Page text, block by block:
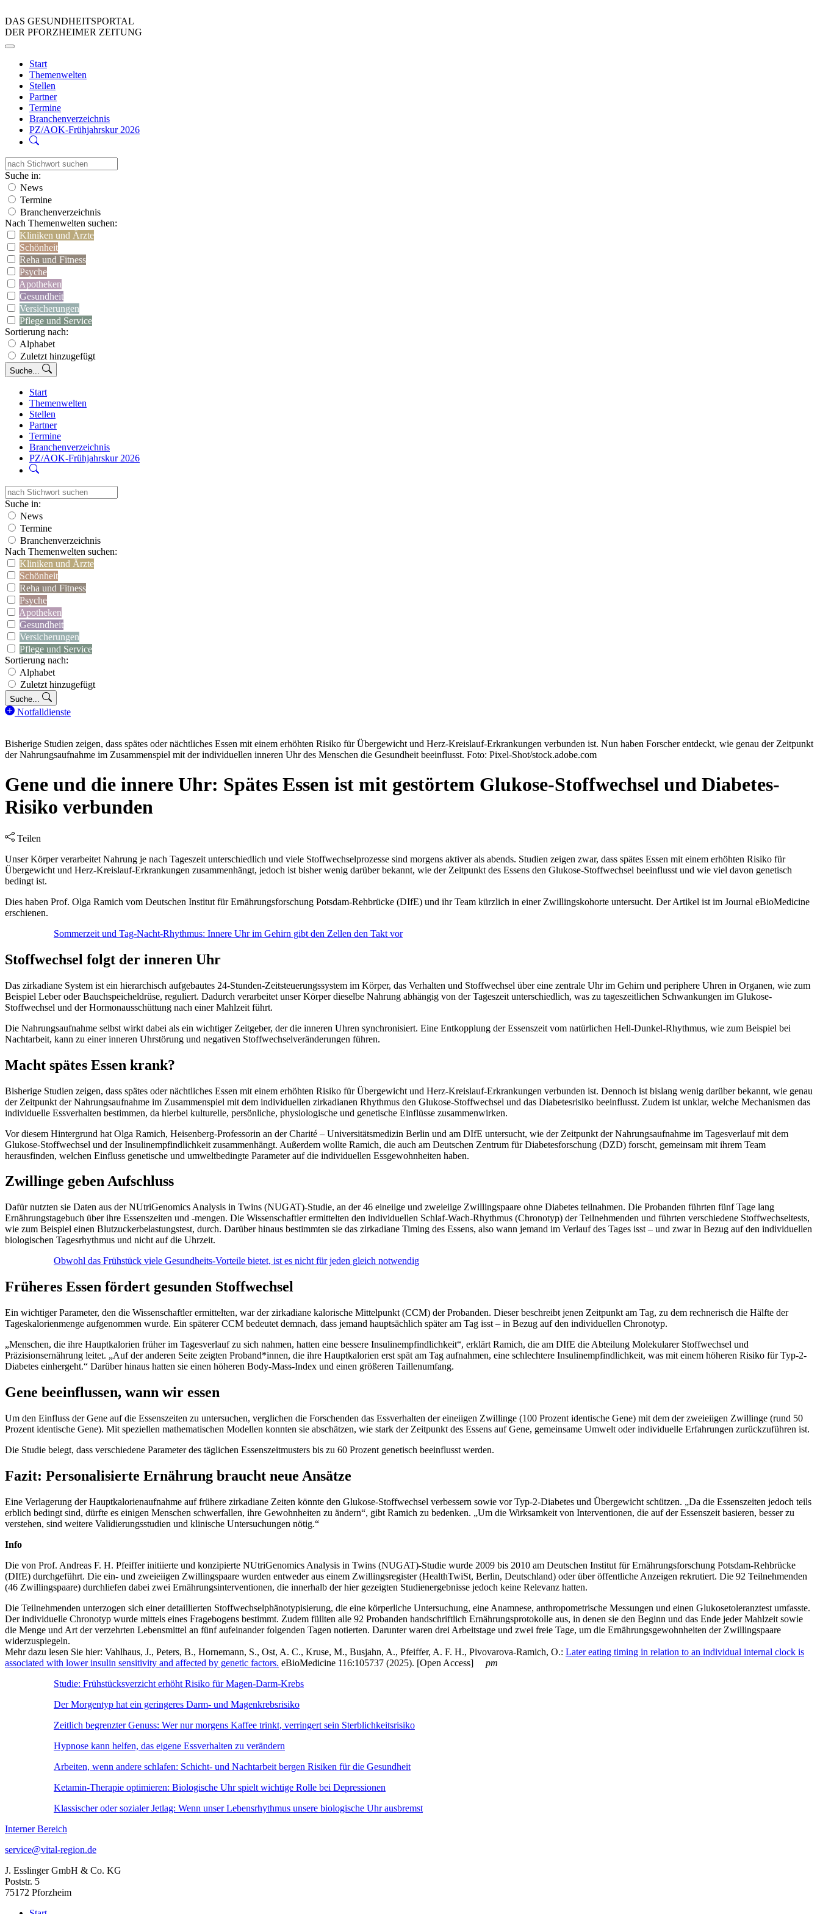
DAS GESUNDHEITSPORTAL
DER PFORZHEIMER ZEITUNG
Start
Themenwelten
Stellen
Partner
Termine
Branchenverzeichnis
PZ/AOK-Frühjahrskur 2026
Suche in:
News
Termine
Branchenverzeichnis
Nach Themenwelten suchen:
Kliniken und Ärzte
Schönheit
Reha und Fitness
Psyche
Apotheken
Gesundheit
Versicherungen
Pflege und Service
Sortierung nach:
Alphabet
Zuletzt hinzugefügt
Suche...
Start
Themenwelten
Stellen
Partner
Termine
Branchenverzeichnis
PZ/AOK-Frühjahrskur 2026
Suche in:
News
Termine
Branchenverzeichnis
Nach Themenwelten suchen:
Kliniken und Ärzte
Schönheit
Reha und Fitness
Psyche
Apotheken
Gesundheit
Versicherungen
Pflege und Service
Sortierung nach:
Alphabet
Zuletzt hinzugefügt
Suche...
Notfalldienste
Bisherige Studien zeigen, dass spätes oder nächtliches Essen mit einem erhöhten Risiko für Übergewicht und Herz-Kreislauf-Erkrankungen verbunden ist. Nun haben Forscher entdeckt, wie genau der Zeitpunkt
der Nahrungsaufnahme im Zusammenspiel mit der individuellen inneren Uhr des Menschen die Gesundheit beeinflusst. Foto: Pixel-Shot/stock.adobe.com
Gene und die innere Uhr: Spätes Essen ist mit gestörtem Glukose-Stoffwechsel und Diabetes-
Risiko verbunden
Teilen
Unser Körper verarbeitet Nahrung je nach Tageszeit unterschiedlich und viele Stoffwechselprozesse sind morgens aktiver als abends. Studien zeigen zwar, dass spätes Essen mit einem erhöhten Risiko für
Übergewicht und Herz-Kreislauf-Erkrankungen zusammenhängt, jedoch ist bisher wenig darüber bekannt, wie der Zeitpunkt des Essens den Glukose-Stoffwechsel beeinflusst und wie viel davon genetisch
bedingt ist.
Dies haben Prof. Olga Ramich vom Deutschen Institut für Ernährungsforschung Potsdam-Rehbrücke (DIfE) und ihr Team kürzlich in einer Zwillingskohorte untersucht. Der Artikel ist im Journal eBioMedicine
erschienen.
Sommerzeit und Tag-Nacht-Rhythmus: Innere Uhr im Gehirn gibt den Zellen den Takt vor
Stoffwechsel folgt der inneren Uhr
Das zirkadiane System ist ein hierarchisch aufgebautes 24-Stunden-Zeitsteuerungssystem im Körper, das Verhalten und Stoffwechsel über eine zentrale Uhr im Gehirn und periphere Uhren in Organen, wie zum
Beispiel Leber oder Bauchspeicheldrüse, reguliert. Dadurch verarbeitet unser Körper dieselbe Nahrung abhängig von der Tageszeit unterschiedlich, was zu tageszeitlichen Schwankungen im Glukose-
Stoffwechsel und der Hormonausschüttung nach einer Mahlzeit führt.
Die Nahrungsaufnahme selbst wirkt dabei als ein wichtiger Zeitgeber, der die inneren Uhren synchronisiert. Eine Entkopplung der Essenszeit vom natürlichen Hell-Dunkel-Rhythmus, wie zum Beispiel bei
Nachtarbeit, kann zu einer inneren Uhrstörung und negativen Stoffwechselveränderungen führen.
Macht spätes Essen krank?
Bisherige Studien zeigen, dass spätes oder nächtliches Essen mit einem erhöhten Risiko für Übergewicht und Herz-Kreislauf-Erkrankungen verbunden ist. Dennoch ist bislang wenig darüber bekannt, wie genau
der Zeitpunkt der Nahrungsaufnahme im Zusammenspiel mit dem individuellen zirkadianen Rhythmus den Glukose-Stoffwechsel und das Diabetesrisiko beeinflusst. Zudem ist unklar, welche Mechanismen das
individuelle Essverhalten bestimmen, da hierbei kulturelle, persönliche, physiologische und genetische Einflüsse zusammenwirken.
Vor diesem Hintergrund hat Olga Ramich, Heisenberg-Professorin an der Charité – Universitätsmedizin Berlin und am DIfE untersucht, wie der Zeitpunkt der Nahrungsaufnahme im Tagesverlauf mit dem
Glukose-Stoffwechsel und der Insulinempfindlichkeit zusammenhängt. Außerdem wollte Ramich, die auch am Deutschen Zentrum für Diabetesforschung (DZD) forscht, gemeinsam mit ihrem Team
herausfinden, welchen Einfluss genetische und umweltbedingte Parameter auf die individuellen Essgewohnheiten haben.
Zwillinge geben Aufschluss
Dafür nutzten sie Daten aus der NUtriGenomics Analysis in Twins (NUGAT)-Studie, an der 46 eineiige und zweieiige Zwillingspaare ohne Diabetes teilnahmen. Die Probanden führten fünf Tage lang
Ernährungstagebuch über ihre Essenszeiten und -mengen. Die Wissenschaftler ermittelten den individuellen Schlaf-Wach-Rhythmus (Chronotyp) der Teilnehmenden und führten verschiedene Stoffwechseltests,
wie zum Beispiel einen Blutzuckerbelastungstest, durch. Darüber hinaus bestimmten sie das zirkadiane Timing des Essens, also wann jemand im Verlauf des Tages isst – und zwar in Bezug auf den individuellen
biologischen Tagesrhythmus und nicht auf die Uhrzeit.
Obwohl das Frühstück viele Gesundheits-Vorteile bietet, ist es nicht für jeden gleich notwendig
Früheres Essen fördert gesunden Stoffwechsel
Ein wichtiger Parameter, den die Wissenschaftler ermittelten, war der zirkadiane kalorische Mittelpunkt (CCM) der Probanden. Dieser beschreibt jenen Zeitpunkt am Tag, zu dem rechnerisch die Hälfte der
Tageskalorienmenge aufgenommen wurde. Ein späterer CCM bedeutet demnach, dass jemand hauptsächlich später am Tag isst – in Bezug auf den individuellen Chronotyp.
„Menschen, die ihre Hauptkalorien früher im Tagesverlauf zu sich nahmen, hatten eine bessere Insulinempfindlichkeit“, erklärt Ramich, die am DIfE die Abteilung Molekularer Stoffwechsel und
Präzisionsernährung leitet. „Auf der anderen Seite zeigten Proband*innen, die ihre Hauptkalorien erst spät am Tag aufnahmen, eine schlechtere Insulinempfindlichkeit, was mit einem höheren Risiko für Typ-2-
Diabetes einhergeht.“ Darüber hinaus hatten sie einen höheren Body-Mass-Index und einen größeren Taillenumfang.
Gene beeinflussen, wann wir essen
Um den Einfluss der Gene auf die Essenszeiten zu untersuchen, verglichen die Forschenden das Essverhalten der eineiigen Zwillinge (100 Prozent identische Gene) mit dem der zweieiigen Zwillinge (rund 50
Prozent identische Gene). Mit speziellen mathematischen Modellen konnten sie abschätzen, wie stark der Zeitpunkt des Essens auf Gene, gemeinsame Umwelt oder individuelle Erfahrungen zurückzuführen ist.
Die Studie belegt, dass verschiedene Parameter des täglichen Essenszeitmusters bis zu 60 Prozent genetisch beeinflusst werden.
Fazit: Personalisierte Ernährung braucht neue Ansätze
Eine Verlagerung der Hauptkalorienaufnahme auf frühere zirkadiane Zeiten könnte den Glukose-Stoffwechsel verbessern sowie vor Typ-2-Diabetes und Übergewicht schützen. „Da die Essenszeiten jedoch teils
erblich bedingt sind, dürfte es einigen Menschen schwerfallen, ihre Gewohnheiten zu ändern“, gibt Ramich zu bedenken. „Um die Wirksamkeit von Interventionen, die auf der Essenszeit basieren, besser zu
verstehen, sind weitere Validierungsstudien und klinische Untersuchungen nötig.“
Info
Die von Prof. Andreas F. H. Pfeiffer initiierte und konzipierte NUtriGenomics Analysis in Twins (NUGAT)-Studie wurde 2009 bis 2010 am Deutschen Institut für Ernährungsforschung Potsdam-Rehbrücke
(DIfE) durchgeführt. Die ein- und zweieiigen Zwillingspaare wurden entweder aus einem Zwillingsregister (HealthTwiSt, Berlin, Deutschland) oder über öffentliche Anzeigen rekrutiert. Die 92 Teilnehmenden
(46 Zwillingspaare) durchliefen dabei zwei Ernährungsinterventionen, die innerhalb der hier gezeigten Studienergebnisse jedoch keine Relevanz hatten.
Die Teilnehmenden unterzogen sich einer detaillierten Stoffwechselphänotypisierung, die eine körperliche Untersuchung, eine Anamnese, anthropometrische Messungen und einen Glukosetoleranztest umfasste.
Der individuelle Chronotyp wurde mittels eines Fragebogens bestimmt. Zudem füllten alle 92 Probanden handschriftlich Ernährungsprotokolle aus, in denen sie den Beginn und das Ende jeder Mahlzeit sowie
die Menge und Art der verzehrten Lebensmittel an fünf aufeinander folgenden Tagen notierten. Darunter waren drei Arbeitstage und zwei freie Tage, um die Ernährungsgewohnheiten der Zwillingspaare
widerzuspiegeln.
Mehr dazu lesen Sie hier: Vahlhaus, J., Peters, B., Hornemann, S., Ost, A. C., Kruse, M., Busjahn, A., Pfeiffer, A. F. H., Pivovarova-Ramich, O.: Later eating timing in relation to an individual internal clock is
associated with lower insulin sensitivity and affected by genetic factors. eBioMedicine 116:105737 (2025). [Open Access] pm
Studie: Frühstücksverzicht erhöht Risiko für Magen-Darm-Krebs
Der Morgentyp hat ein geringeres Darm- und Magenkrebsrisiko
Zeitlich begrenzter Genuss: Wer nur morgens Kaffee trinkt, verringert sein Sterblichkeitsrisiko
Hypnose kann helfen, das eigene Essverhalten zu verändern
Arbeiten, wenn andere schlafen: Schicht- und Nachtarbeit bergen Risiken für die Gesundheit
Ketamin-Therapie optimieren: Biologische Uhr spielt wichtige Rolle bei Depressionen
Klassischer oder sozialer Jetlag: Wenn unser Lebensrhythmus unsere biologische Uhr ausbremst
Interner Bereich
service@vital-region.de
J. Esslinger GmbH & Co. KG
Poststr. 5
75172 Pforzheim